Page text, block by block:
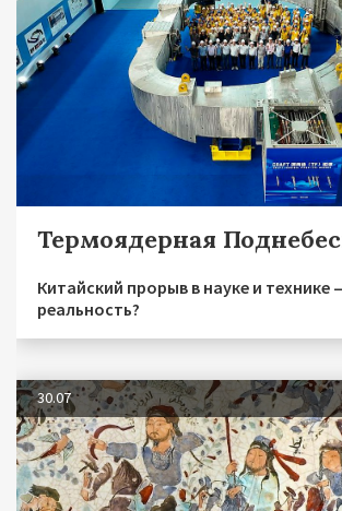
Термоядерная
Китайский прорыв в науке и технике
реальность?
30.07